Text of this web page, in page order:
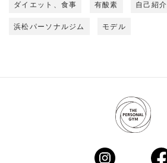
ダイエット、食事 有酸素 自己紹介
浜松パーソナルジム モデル